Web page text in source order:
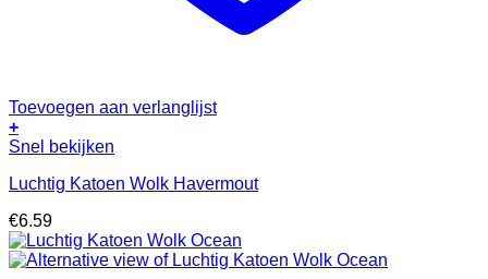
Toevoegen aan verlanglijst
+
Snel bekijken
Luchtig Katoen Wolk Havermout
€6.59